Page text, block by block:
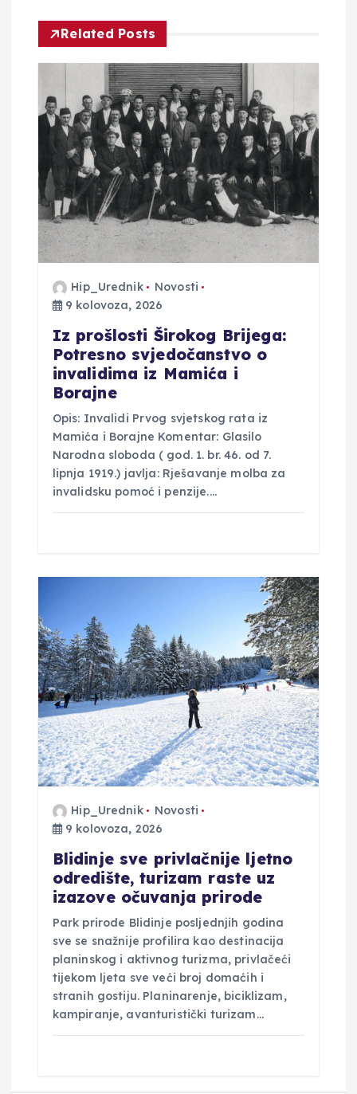
a
b
a
Related Posts
Hip_Urednik
Novosti
9 kolovoza, 2026
Iz prošlosti Širokog Brijega:
Potresno svjedočanstvo o
invalidima iz Mamića i
Borajne
Opis: Invalidi Prvog svjetskog rata iz
Mamića i Borajne Komentar: Glasilo
Narodna sloboda ( god. 1. br. 46. od 7.
lipnja 1919.) javlja: Rješavanje molba za
invalidsku pomoć i penzije.…
Hip_Urednik
Novosti
9 kolovoza, 2026
Blidinje sve privlačnije ljetno
odredište, turizam raste uz
izazove očuvanja prirode
Park prirode Blidinje posljednjih godina
sve se snažnije profilira kao destinacija
planinskog i aktivnog turizma, privlačeći
tijekom ljeta sve veći broj domaćih i
stranih gostiju. Planinarenje, biciklizam,
kampiranje, avanturistički turizam…